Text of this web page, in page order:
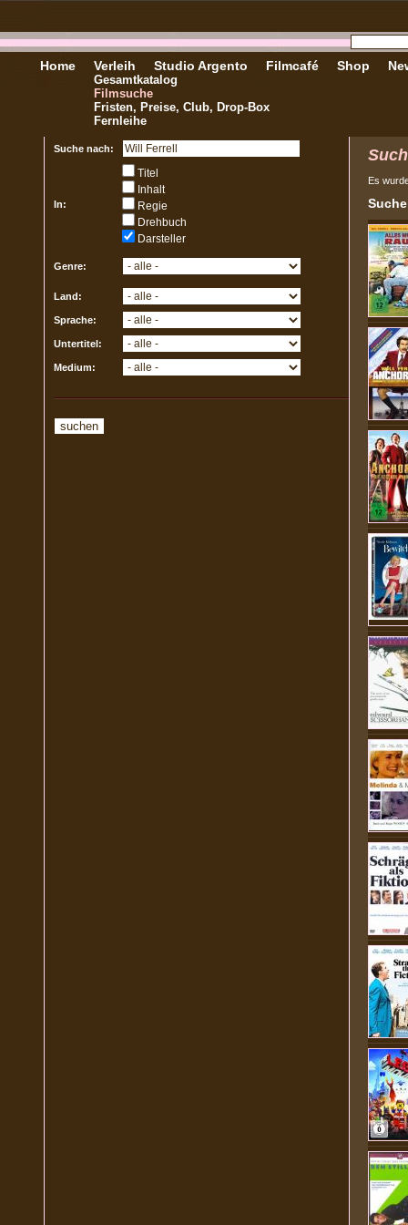
Home Verleih
Gesamtkatalog
Filmsuche
Fristen, Preise, Club, Drop-Box
Fernleihe
Studio Argento Filmcafé Shop
Suche nach:
In:
Titel
Inhalt
Regie
Drehbuch
Darsteller
Genre:
Land:
Sprache:
Untertitel:
Medium:
Es